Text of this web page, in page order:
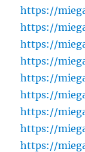
https://
https://
https://
https://
https://
https://
https://
https://
https://